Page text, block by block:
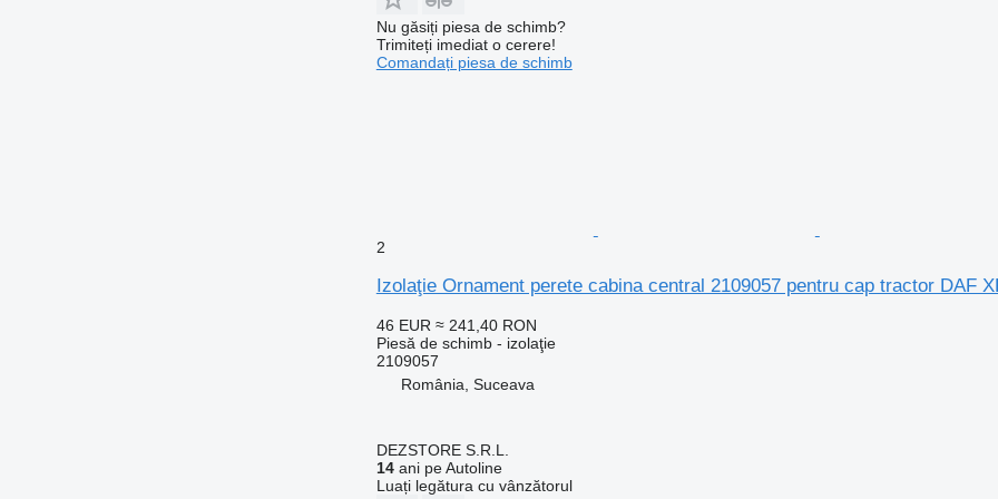
Nu găsiți piesa de schimb?
Trimiteți imediat o cerere!
Comandați piesa de schimb
2
Izolaţie Ornament perete cabina central 2109057 pentru cap tractor DAF
46 EUR ≈ 241,40 RON
Piesă de schimb - izolaţie
2109057
România, Suceava
DEZSTORE S.R.L.
14ani pe Autoline
Luați legătura cu vânzătorul